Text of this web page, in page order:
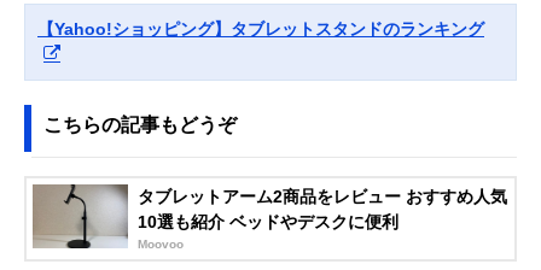
トスタンド
スタンド
3.5mm（折りた
み時）
Amazonで見る
ド EEX-TABS08
2nd Gen
ら選べる
Amazonで見る
エレコム
寝ながらタブレッ
【Yahoo!ショッピング】タブレットスタンドのランキング
こちらの記事もどうぞ
タブレットアーム2商品をレビュー おすすめ人気
10選も紹介 ベッドやデスクに便利
Moovoo